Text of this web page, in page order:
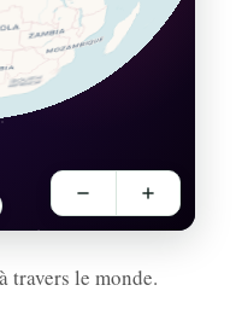
à travers le monde.